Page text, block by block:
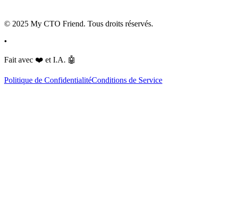
© 2025 My CTO Friend. Tous droits réservés.
•
Fait avec ❤️ et I.A. 🤖
Politique de ConfidentialitéConditions de Service